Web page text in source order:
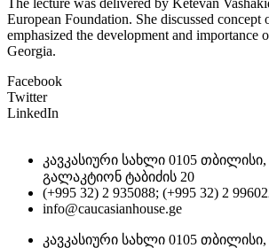
The lecture was delivered by Ketevan
European Foundation. She discussed concept
emphasized the development and importance
Georgia.
Facebook
Twitter
LinkedIn
კავკასიური სახლი 0105
გალაკტიონ ტაბიძის 20
(+995 32) 2 935088; (+995 32) 2
info@caucasianhouse.ge
კავკასიური სახლი 0105